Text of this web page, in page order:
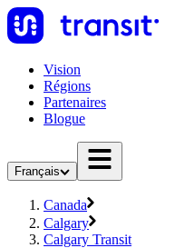
Vision
Régions
Partenaires
Blogue
Français
Canada
Calgary
Calgary Transit